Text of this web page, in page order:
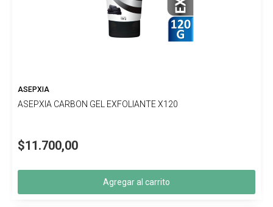
ASEPXIA
ASEPXIA CARBON GEL EXFOLIANTE X120
$11.700,00
Agregar al carrito